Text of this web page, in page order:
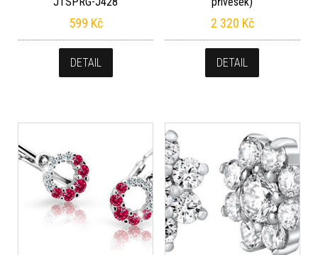
599 Kč
DETAIL
2 320 Kč
DETAIL